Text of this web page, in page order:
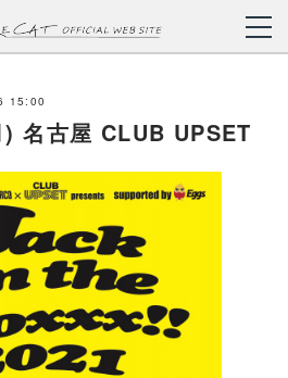
15:00
名古屋 CLUB UPSET